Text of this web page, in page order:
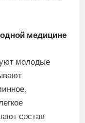
медицине
молодые
состав